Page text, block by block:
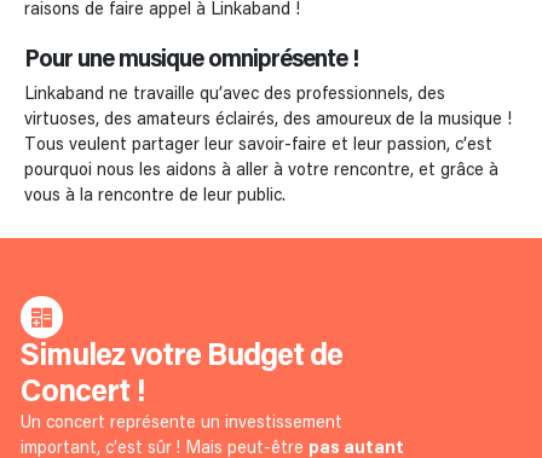
raisons de faire appel à Linkaband !
Pour une musique omniprésente !
Linkaband ne travaille qu’avec des professionnels, des
virtuoses, des amateurs éclairés, des amoureux de la musique !
Tous veulent partager leur savoir-faire et leur passion, c’est
pourquoi nous les aidons à aller à votre rencontre, et grâce à
vous à la rencontre de leur public.
Simulez votre Budget de
Concert !
Un concert représente un investissement
important, c’est sûr ! Mais peut-être pas autant